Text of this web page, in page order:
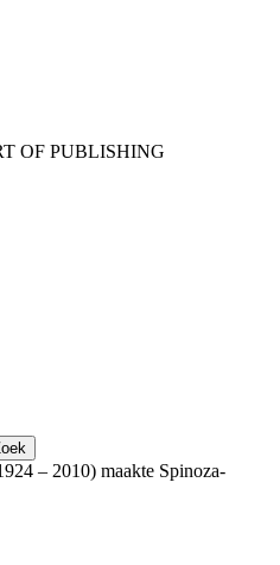
OF PUBLISHING
– 2010) maakte Spinoza-